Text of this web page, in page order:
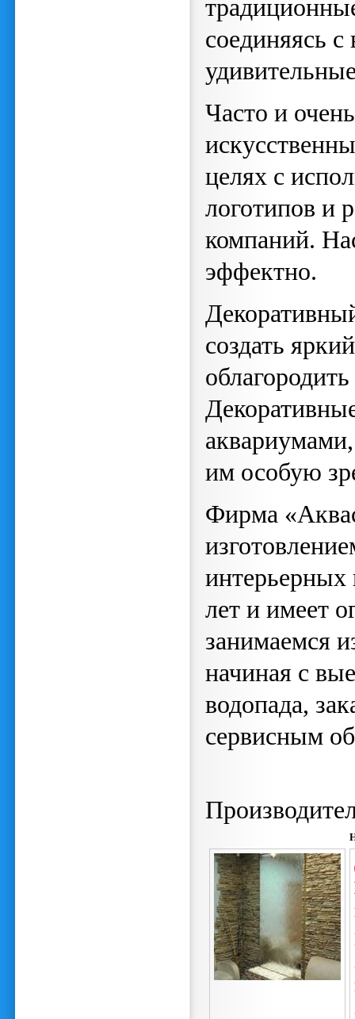
соединяясь
Часто и
целях с
логотипов и
компаний.
эффектно.
создать
им особую
Фирма
интерьерных
лет и имеет
занимаемся
начиная с
водопада,
сервисным